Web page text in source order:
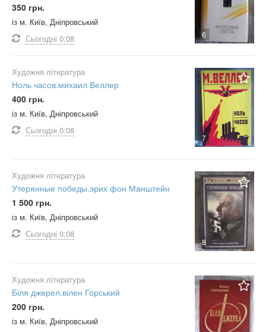
6
350 грн.
із м. Київ, Дніпровський
Сьогодні 0:08
7
Художня література
Ноль часов.михаил Веллер
400 грн.
із м. Київ, Дніпровський
Сьогодні 0:08
8
Художня література
Утерянные победы.эрих фон Манштейн
1 500 грн.
із м. Київ, Дніпровський
Сьогодні 0:08
Художня література
Біля джерел.вілен Горський
200 грн.
із м. Київ, Дніпровський